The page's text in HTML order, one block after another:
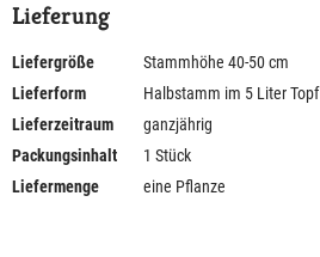
Lieferung
Liefergröße
Stammhöhe 40-50 cm
Lieferform
Halbstamm im 5 Liter Topf
Lieferzeitraum
ganzjährig
Packungsinhalt
1 Stück
Liefermenge
eine Pflanze